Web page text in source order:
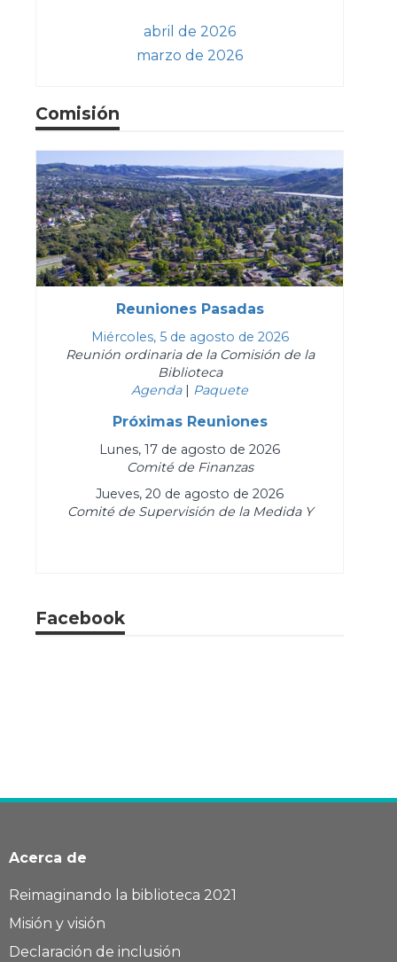
abril de 2026
marzo de 2026
Comisión
Reuniones Pasadas
Miércoles, 5 de agosto de 2026
Reunión ordinaria de la Comisión de la
Biblioteca
Agenda| Paquete
Próximas Reuniones
Lunes, 17 de agosto de 2026
Comité de Finanzas
Jueves, 20 de agosto de 2026
Comité de Supervisión de la Medida Y
Facebook
Acerca de
Reimaginando la biblioteca 2021
Misión y visión
Declaración de inclusión